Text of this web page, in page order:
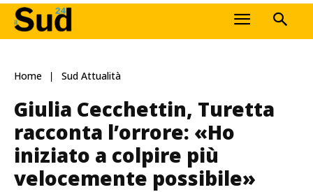
Home Sud Attualità
Giulia Cecchettin, Turetta
racconta l’orrore: «Ho
iniziato a colpire più
velocemente possibile»